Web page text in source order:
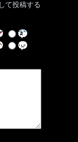
て投稿する